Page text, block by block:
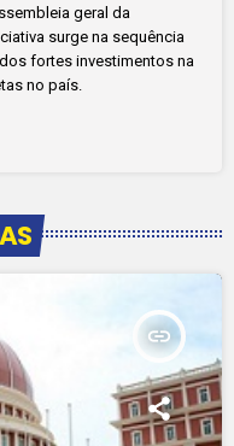
geral da
surge na sequência
fortes investimentos na
no país.
insert_link